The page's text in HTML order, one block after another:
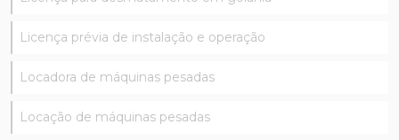
Licença prévia de instalação e operação
Locadora de máquinas pesadas
Locação de máquinas pesadas